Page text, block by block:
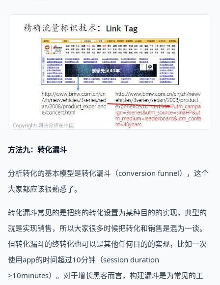
方法九：转化漏斗
分析转化的基本模型是转化漏斗（conversion funnel），这个
大家都应该很熟悉了。
转化漏斗常见的是把终的转化设置为某种目的的实现，典型的
就是实现销售，所以大家很多时候把转化和销售是混为一谈。
但转化漏斗的终转化也可以是其他任何目的的实现，比如一次
使用app的时间超过10分钟（session duration
>10minutes）。对于增长黑客而言，构建漏斗是为常见的工